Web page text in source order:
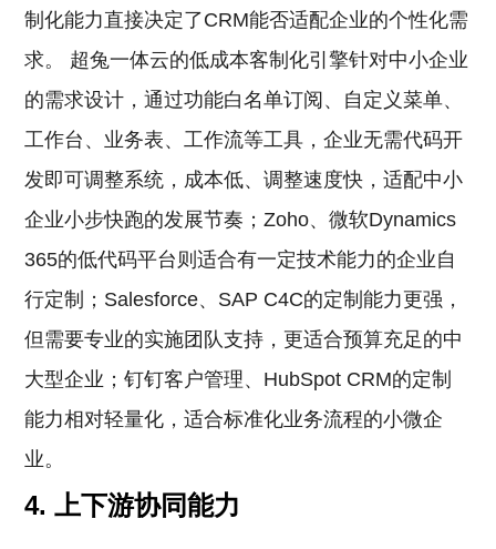
制化能力直接决定了CRM能否适配企业的个性化需
求。 超兔一体云的低成本客制化引擎针对中小企业
的需求设计，通过功能白名单订阅、自定义菜单、
工作台、业务表、工作流等工具，企业无需代码开
发即可调整系统，成本低、调整速度快，适配中小
企业小步快跑的发展节奏；Zoho、微软Dynamics
365的低代码平台则适合有一定技术能力的企业自
行定制；Salesforce、SAP C4C的定制能力更强，
但需要专业的实施团队支持，更适合预算充足的中
大型企业；钉钉客户管理、HubSpot CRM的定制
能力相对轻量化，适合标准化业务流程的小微企
业。
4. 上下游协同能力